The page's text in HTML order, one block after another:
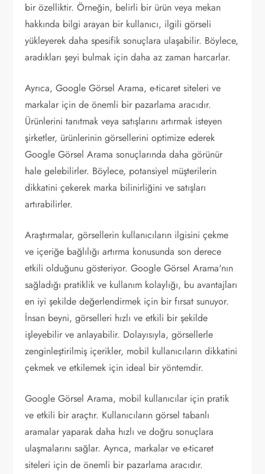
bir özelliktir. Örneğin, belirli bir ürün veya mekan
hakkında bilgi arayan bir kullanıcı, ilgili görseli
yükleyerek daha spesifik sonuçlara ulaşabilir. Böylece,
aradıkları şeyi bulmak için daha az zaman harcarlar.
Ayrıca, Google Görsel Arama, e-ticaret siteleri ve
markalar için de önemli bir pazarlama aracıdır.
Ürünlerini tanıtmak veya satışlarını artırmak isteyen
şirketler, ürünlerinin görsellerini optimize ederek
Google Görsel Arama sonuçlarında daha görünür
hale gelebilirler. Böylece, potansiyel müşterilerin
dikkatini çekerek marka bilinirliğini ve satışları
artırabilirler.
Araştırmalar, görsellerin kullanıcıların ilgisini çekme
ve içeriğe bağlılığı artırma konusunda son derece
etkili olduğunu gösteriyor. Google Görsel Arama'nın
sağladığı pratiklik ve kullanım kolaylığı, bu avantajları
en iyi şekilde değerlendirmek için bir fırsat sunuyor.
İnsan beyni, görselleri hızlı ve etkili bir şekilde
işleyebilir ve anlayabilir. Dolayısıyla, görsellerle
zenginleştirilmiş içerikler, mobil kullanıcıların dikkatini
çekmek ve etkilemek için ideal bir yöntemdir.
Google Görsel Arama, mobil kullanıcılar için pratik
ve etkili bir araçtır. Kullanıcıların görsel tabanlı
aramalar yaparak daha hızlı ve doğru sonuçlara
ulaşmalarını sağlar. Ayrıca, markalar ve e-ticaret
siteleri için de önemli bir pazarlama aracıdır.